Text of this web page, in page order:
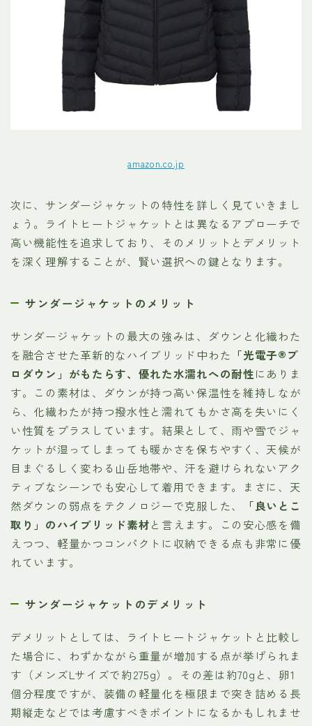
amazon.co.jp
次に、サンダージャケットの特性を詳しく見ていきまし
ょう。ライトヒートジャケットとは異なるアプローチで
高い機能性を追求しており、そのメリットとデメリット
を深く理解することが、賢い選択への鍵となります。
サンダージャケットのメリット
サンダージャケットの最大の強みは、ダウンと化繊わた
を融合させた革新的なハイブリッド中わた 「光電子®プ
ロダウン」がもたらす、優れた水濡れへの耐性にありま
す。この素材は、ダウンが持つ高い保温性を維持しなが
ら、化繊わたが持つ撥水性と濡れてもかさ高を失いにく
い性質をプラスしています。結果として、雨や雪でジャ
ケットが湿ってしまっても暖かさを保ちやすく、天候が
目まぐるしく変わる山岳地帯や、汗を避けられないアク
ティブなシーンでも安心して着用できます。まさに、天
然ダウンの弱点をテクノロジーで克服した、
「良いとこ
取り」のハイブリッド素材と言えます。この安心感を備
えつつ、軽量かつコンパクトに収納できる点も非常に優
れています。
サンダージャケットのデメリット
デメリットとしては、ライトヒートジャケットと比較し
た場合に、わずかながら重量が増加する点が挙げられま
す（メンズLサイズで約275g）。その差は約70gと、卵1
個分程度ですが、装備の軽量化を極限まで突き詰める長
期縦走などでは考慮すべきポイントになるかもしれませ